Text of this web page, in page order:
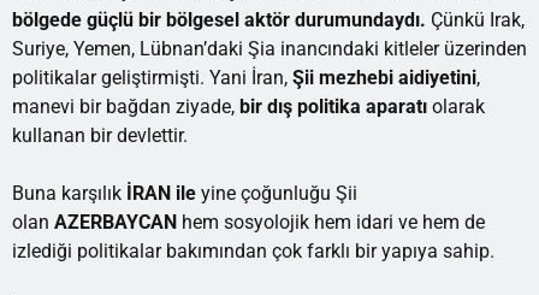
bölgede güçlü bir bölgesel aktör durumundaydı. Çünkü Irak,
Suriye, Yemen, Lübnan’daki Şia inancındaki kitleler üzerinden
politikalar geliştirmişti. Yani İran, Şii mezhebi aidiyetini,
manevi bir bağdan ziyade, bir dış politika aparatı olarak
kullanan bir devlettir.
Buna karşılık İRAN ile yine çoğunluğu Şii
olan AZERBAYCAN hem sosyolojik hem idari ve hem de
izlediği politikalar bakımından çok farklı bir yapıya sahip.